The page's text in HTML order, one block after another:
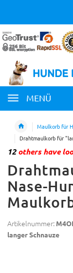
MENÜ
Maulkorb für
Drahtmaulkorb für
12others have
Nase-
Artikelnummer:
langer Schnauze